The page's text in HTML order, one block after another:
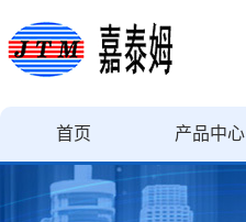
首页 产品中心